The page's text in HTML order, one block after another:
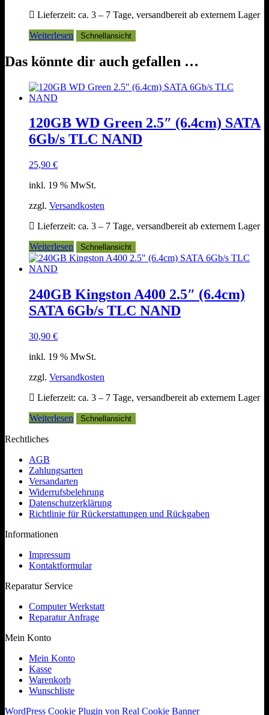
Lieferzeit: ca. 3 – 7 Tage, versandbereit ab externem Lager
Weiterlesen
Schnellansicht
Das könnte dir auch gefallen …
120GB WD Green 2.5″ (6.4cm) SATA
6Gb/s TLC NAND
25,90 €
inkl. 19 % MwSt.
zzgl. Versandkosten
Lieferzeit: ca. 3 – 7 Tage, versandbereit ab externem Lager
Weiterlesen
Schnellansicht
240GB Kingston A400 2.5″ (6.4cm)
SATA 6Gb/s TLC NAND
30,90 €
inkl. 19 % MwSt.
zzgl. Versandkosten
Lieferzeit: ca. 3 – 7 Tage, versandbereit ab externem Lager
Weiterlesen
Schnellansicht
Rechtliches
AGB
Zahlungsarten
Versandarten
Widerrufsbelehrung
Datenschutzerklärung
Richtlinie für Rückerstattungen und Rückgaben
Informationen
Impressum
Kontaktformular
Reparatur Service
Computer Werkstatt
Reparatur Anfrage
Mein Konto
Mein Konto
Kasse
Warenkorb
Wunschliste
WordPress Cookie Plugin von Real Cookie Banner